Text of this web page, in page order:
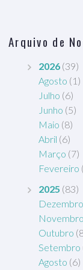
Arquivo de
2026 (39)
Agosto (1)
Julho (6)
Junho (5)
Maio (8)
Abril (6)
Março (7)
Fevereiro
2025 (83)
Dezembro
Novembro
Outubro
Setembro
Agosto (6)